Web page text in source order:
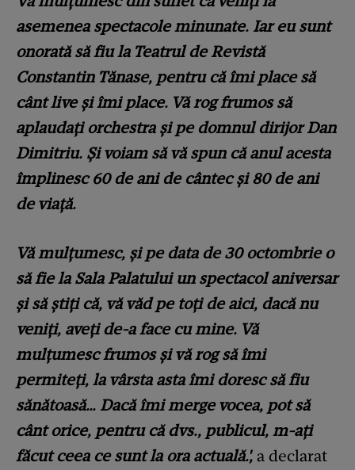
asemenea spectacole minunate. Iar eu sunt
onorată să fiu la Teatrul de Revistă
Constantin Tănase, pentru că îmi place să
cânt live și îmi place. Vă rog frumos să
aplaudați orchestra și pe domnul dirijor Dan
Dimitriu. Și voiam să vă spun că anul acesta
împlinesc 60 de ani de cântec și 80 de ani
de viață.
Vă mulțumesc, și pe data de 30 octombrie o
să fie la Sala Palatului un spectacol aniversar
și să știți că, vă văd pe toți de aici, dacă nu
veniți, aveți de-a face cu mine. Vă
mulțumesc frumos și vă rog să îmi
permiteți, la vârsta asta îmi doresc să fiu
sănătoasă… Dacă îmi merge vocea, pot să
cânt orice, pentru că dvs., publicul, m-ați
făcut ceea ce sunt la ora actuală.', a declarat